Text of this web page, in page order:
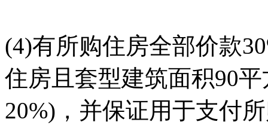
(4)有所购住房全部价款
住房且套型建筑面积90
20%)，并保证用于支付